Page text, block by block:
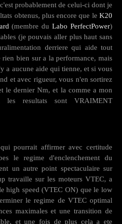
probablement de celui-ci dont je
obtenus, plus encore que le K20
(membre duLabo PerfectPower)
(je pouvais aller plus haut sans
derriere qui aide tout
bien sur a la performance, mais
a aucune aide qui tienne, et si vous
et avec rigueur, vous n'en sortirez
le dernier Nm, et la comme a mon
resultats sont VRAIMENT
pourrait affirmer avec certitude
le regime d'enclenchement du
un autre point spectaculaire sur
travaille sur les moteurs VTEC, a
high speed (VTEC ON) que le low
le regime de VTEC optimal
maximales et une transition de
et une fois de plus cela a ete